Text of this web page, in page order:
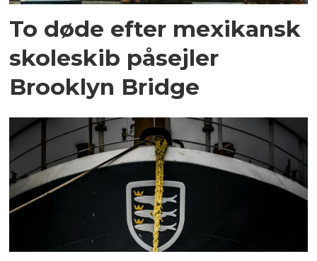
To døde efter mexikansk
skoleskib påsejler
Brooklyn Bridge